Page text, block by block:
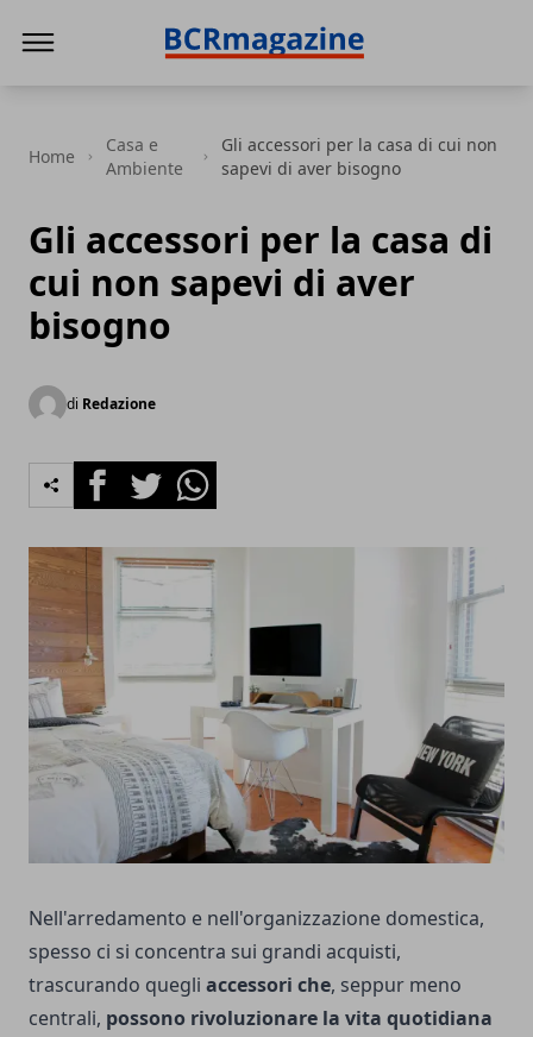
Home
Casa e
Ambiente
Gli accessori per la casa di cui non
sapevi di aver bisogno
Gli accessori per la casa di
cui non sapevi di aver
bisogno
di Redazione
FacebookTwitterWhatsapp
Nell'arredamento e nell'organizzazione domestica,
spesso ci si concentra sui grandi acquisti,
trascurando quegli accessori che, seppur meno
centrali, possono rivoluzionare la vita quotidiana